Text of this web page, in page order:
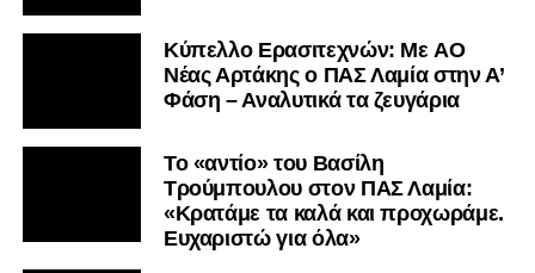
Kύπελλο Ερασιτεχνών: Με AO
Nέας Αρτάκης ο ΠΑΣ Λαμία στην Α’
Φάση – Αναλυτικά τα ζευγάρια
Το «αντίο» του Βασίλη
Τρούμπουλου στον ΠΑΣ Λαμία:
«Κρατάμε τα καλά και προχωράμε.
Ευχαριστώ για όλα»